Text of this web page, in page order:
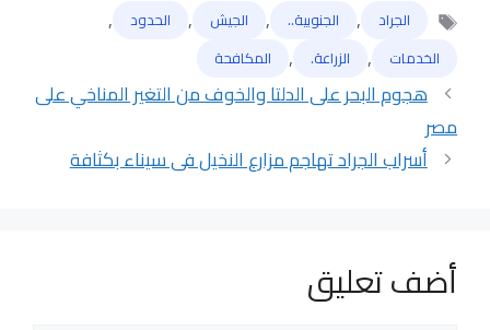
الوسوم
الجراد , الجنوبية.. , الجيش , الحدود ,
الخدمات , الزراعة. , المكافحة
هجوم البحر على الدلتا والخوف من التغير المناخي على
مصر
أسراب الجراد تهاجم مزارع النخيل فى سيناء بكثافة
أضف تعليق